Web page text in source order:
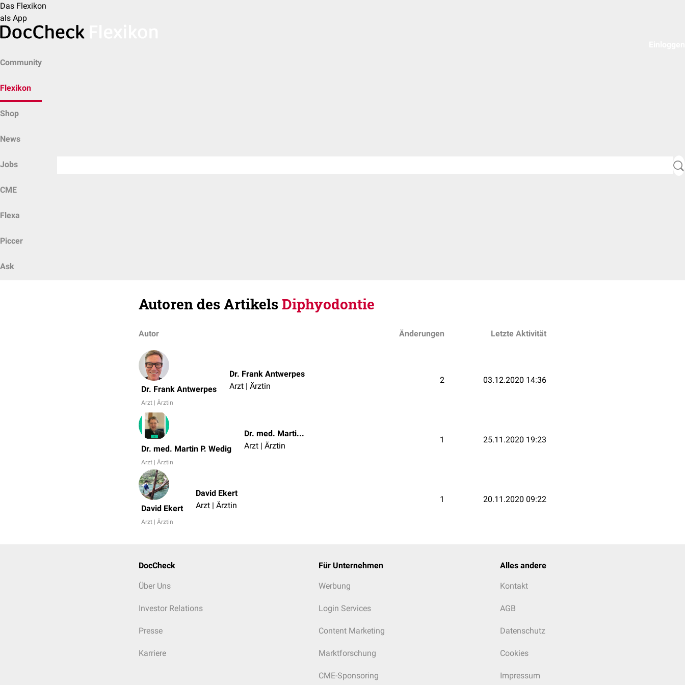
Das Flexikon
als App
Community
Flexikon
Shop
News
Jobs
CME
Flexa
Piccer
Ask
Autoren des ArtikelsDiphyodontie
Autor Änderungen Letzte Aktivität
Dr. Frank Antwerpes
Arzt | Ärztin
Dr. Frank Antwerpes
Arzt | Ärztin
2 03.12.2020 14:36
Dr. med. Martin P. Wedig
Arzt | Ärztin
Dr. med. Martin P. Wedig
Arzt | Ärztin
1 25.11.2020 19:23
David Ekert
Arzt | Ärztin
David Ekert
Arzt | Ärztin
1 20.11.2020 09:22
DocCheck
Über Uns
Investor Relations
Presse
Karriere
Für Unternehmen
Werbung
Login Services
Content Marketing
Marktforschung
CME-Sponsoring
Alles andere
Kontakt
AGB
Datenschutz
Cookies
Impressum